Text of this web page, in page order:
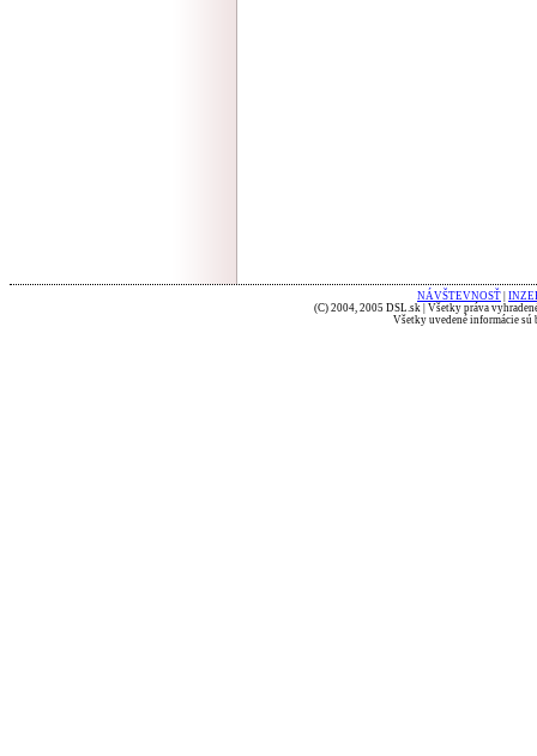
NÁVŠTEVNOSŤ
(C) 2004, 2005 DSL.sk | Všetky práva
Všetky uvedené informácie sú